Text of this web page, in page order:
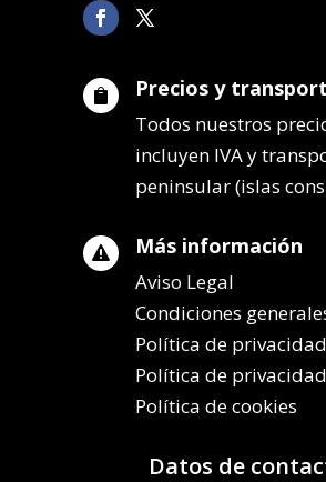
 Precios y
Todos nuestros
incluyen IVA y
peninsular (islas
 Más información
Aviso Legal
Condiciones
Política de privacidad
Política de
Política de cookies
Datos de